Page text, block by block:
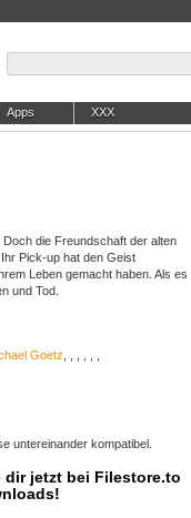
Apps XXX
die Freundschaft der alten
Pick-up hat den Geist
Leben gemacht haben. Als es
und Tod.
Goetz
untereinander kompatibel.
dir jetzt bei Filestore.to